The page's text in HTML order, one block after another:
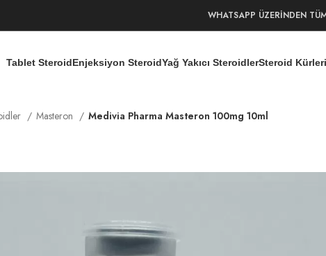
WHATSAPP ÜZERİNDEN
Tablet SteroidEnjeksiyon SteroidYağ Yakıcı SteroidlerSteroid Kürleri
Masteron Medivia Pharma Masteron 100mg 10ml